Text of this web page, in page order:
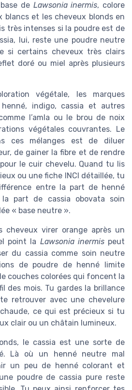
de Lawsonia inermis, colore
blancs et les cheveux blonds en
très intenses si la poudre est de
lui, reste une poudre neutre
si certains cheveux très clairs
doré ou miel après plusieurs
végétale, les marques
indigo, cassia et autres
l’amla ou le brou de noix
végétales couvrantes. Le
ces mélanges est de diluer
de gainer la fibre et de rendre
le cuir chevelu. Quand tu lis
ou une fiche INCI détaillée, tu
entre la part de henné
part de cassia obovata soin
« base neutre ».
virer orange après un
point la Lawsonia inermispeut
du cassia comme soin neutre
de poudre de henné limite
couches colorées qui foncent la
des mois. Tu gardes la brillance
retrouver avec une chevelure
ce qui est précieux si tu
clair ou un châtain lumineux.
le cassia est une sorte de
Là où un henné neutre mal
un peu de henné colorant et
poudre de cassia pure reste